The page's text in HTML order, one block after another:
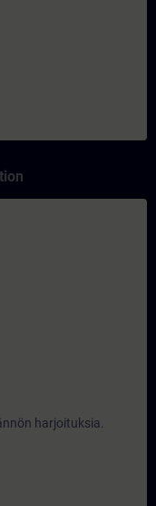
harjoituksia.